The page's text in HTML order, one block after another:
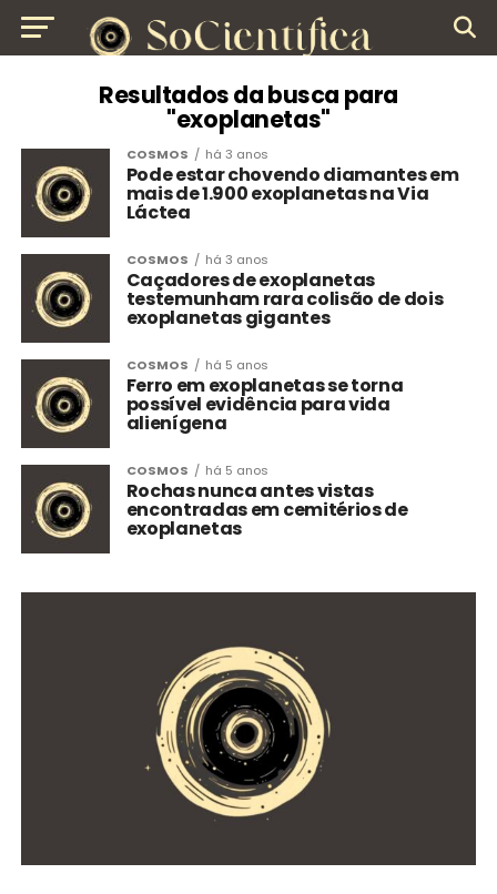
Resultados da busca para
"exoplanetas"
COSMOS há 3 anos
Pode estar chovendo diamantes em
mais de 1.900 exoplanetas na Via
Láctea
COSMOS há 3 anos
Caçadores de exoplanetas
testemunham rara colisão de dois
exoplanetas gigantes
COSMOS há 5 anos
Ferro em exoplanetas se torna
possível evidência para vida
alienígena
COSMOS há 5 anos
Rochas nunca antes vistas
encontradas em cemitérios de
exoplanetas